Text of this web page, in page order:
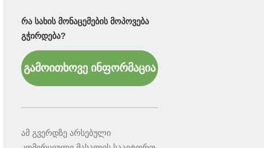
ᲠᲐ ᲡᲐᲮᲘᲡ ᲛᲝᲜᲐᲪᲔᲛᲔᲑᲘᲡ ᲛᲝᲞᲝᲕᲔᲑᲐ
ᲒᲭᲘᲠᲓᲔᲑᲐ?
გამოითხოვე ინფორმაცია
ამ გვერდზე არსებული